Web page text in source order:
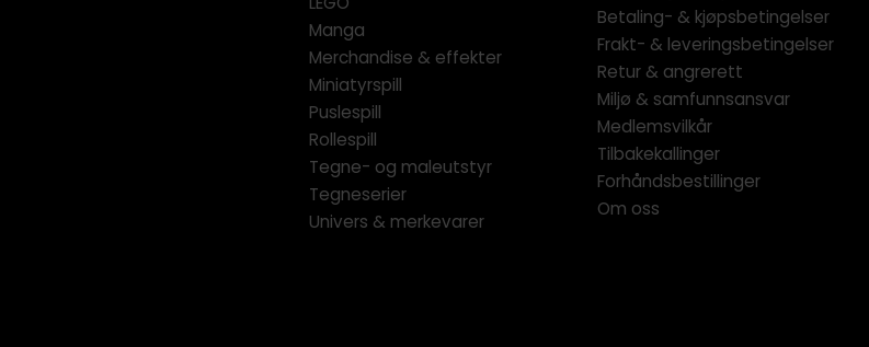
Manga
Merchandise & effekter
Miniatyrspill
Puslespill
Rollespill
Tegne- og maleutstyr
Tegneserier
Univers & merkevarer
Betaling- & kjøpsbetingelser
Frakt- & leveringsbetingelser
Retur & angrerett
Miljø & samfunnsansvar
Medlemsvilkår
Tilbakekallinger
Forhåndsbestillinger
Om oss